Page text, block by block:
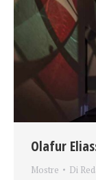
Olafur
Mostre Di